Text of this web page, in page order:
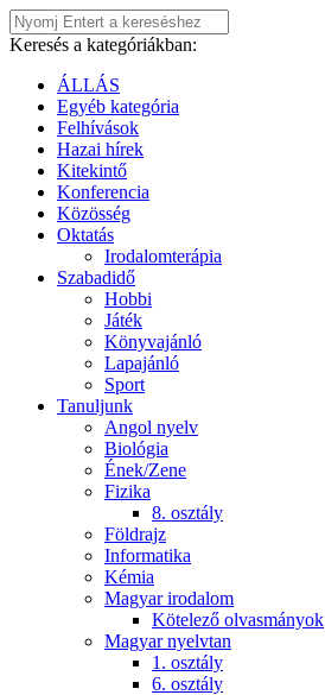
Keresés a kategóriákban:
ÁLLÁS
Egyéb kategória
Felhívások
Hazai hírek
Kitekintő
Konferencia
Közösség
Oktatás
Irodalomterápia
Szabadidő
Hobbi
Játék
Könyvajánló
Lapajánló
Sport
Tanuljunk
Angol nyelv
Biológia
Ének/Zene
Fizika
8. osztály
Földrajz
Informatika
Kémia
Magyar irodalom
Kötelező olvasmányok
Magyar nyelvtan
1. osztály
6. osztály